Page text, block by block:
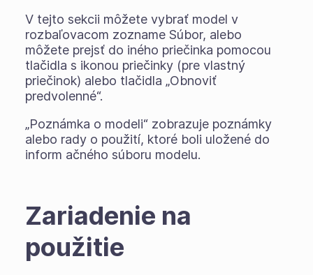
V tejto sekcii môžete vybrať model v
rozbaľovacom zozname Súbor, alebo
môžete prejsť do iného priečinka pomocou
tlačidla s ikonou priečinky (pre vlastný
priečinok) alebo tlačidla „Obnoviť
predvolenné“.
„Poznámka o modeli“ zobrazuje poznámky
alebo rady o použití, ktoré boli uložené do
inform ačného súboru modelu.
Zariadenie na
použitie